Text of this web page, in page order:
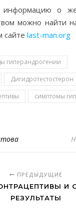
информацию о
можно найти
сайте last-man.org
гиперандрогении
Дигидротестостерон
симптомы
ПРЕДЫДУЩИЕ
И
РЕЗУЛЬТАТЫ